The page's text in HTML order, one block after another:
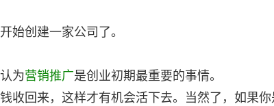
始创建一家公司了。
为营销推广是创业初期最重要的事情。
收回来，这样才有机会活下去。当然了，如果